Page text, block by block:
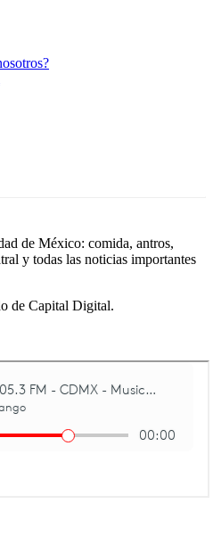
de México: comida, antros,
y todas las noticias importantes
de Capital Digital.